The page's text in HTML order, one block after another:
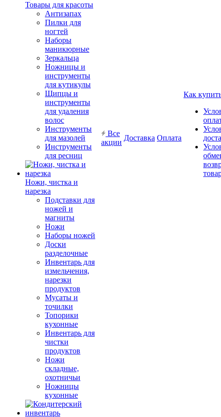
Товары для красоты
Антизапах
Пилки для
ногтей
Наборы
маникюрные
Зеркальца
Ножницы и
инструменты
для кутикулы
Щипцы и
инструменты
для удаления
волос
Инструменты
для мазолей
Инструменты
для ресниц
Ножи, чистка и
нарезка
Подставки для
ножей и
магниты
Ножи
Наборы ножей
Доски
разделочные
Инвентарь для
измельчения,
нарезки
продуктов
Мусаты и
точилки
Топорики
кухонные
Инвентарь для
чистки
продуктов
Ножи
складные,
охотничьи
Ножницы
кухонные
Все
акции
Доставка Оплата
Как